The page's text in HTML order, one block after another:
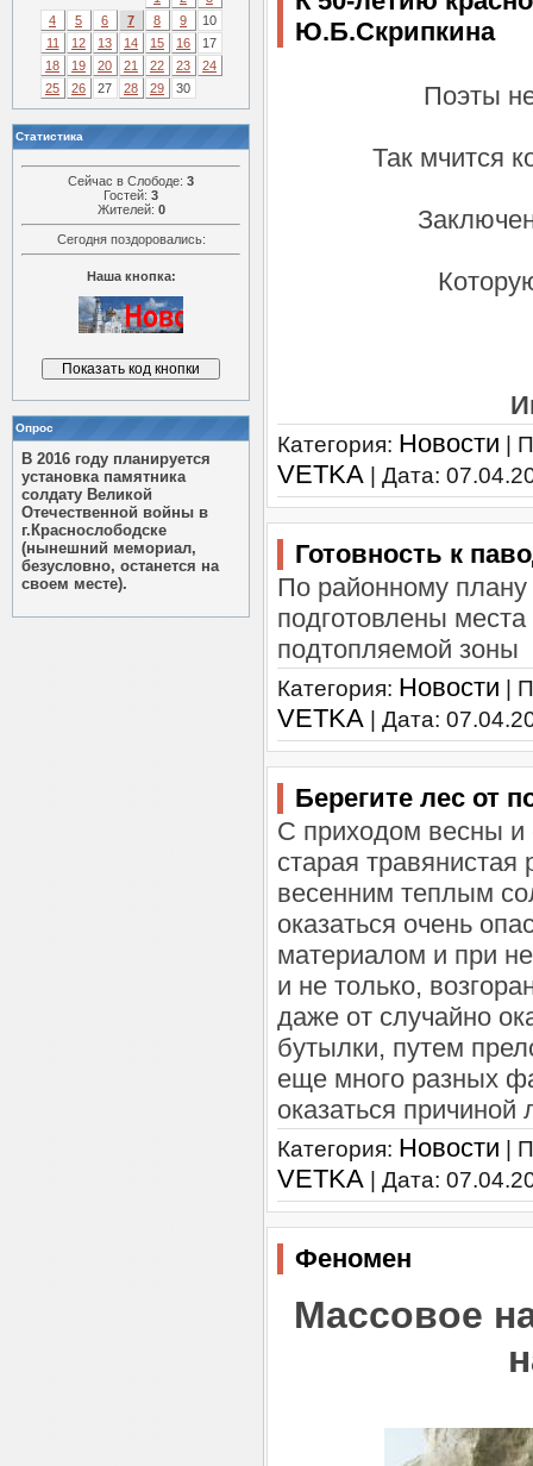
4
5 6 7 8 9
10
11
12 13 14 15 16
17
18
19 20 21 22 23
24
25
26 27 28 29 30
Статистика
Сейчас в Слободе: 3
Гостей: 3
Жителей: 0
Сегодня поздоровались:
Наша кнопка:
Опрос
В 2016 году планируется
установка памятника
солдату Великой
Отечественной войны в
г.Краснослободске
(нынешний мемориал,
безусловно, останется на
своем месте).
Ю.Б.Скрипкина
Поэты
Так мчится
Категория: Новости |
VETKA | Дата:
Готовность к
По районному плану
подготовлены
подтопляемой зоны
Категория: Новости |
VETKA | Дата:
Берегите лес от
С приходом весны и
старая
весенним теплым
оказаться очень
материалом и при
и не только,
даже от случайно
бутылки, путем
еще много разных
оказаться причиной
Категория: Новости |
VETKA | Дата:
Феномен
Массовое